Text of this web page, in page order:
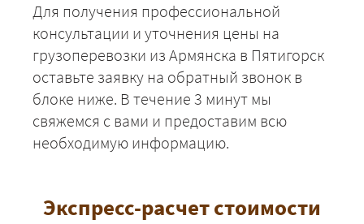
Для получения профессиональной
консультации и уточнения цены на
грузоперевозки из Армянска в Пятигорск
оставьте заявку на обратный звонок в
блоке ниже. В течение 3 минут мы
свяжемся с вами и предоставим всю
необходимую информацию.
Экспресс-расчет стоимости